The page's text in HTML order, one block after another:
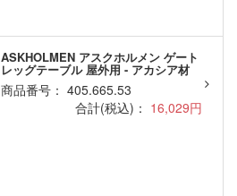
ASKHOLMEN アスクホルメン ゲート
レッグテーブル 屋外用 - アカシア材
商品番号： 405.665.53
合計(税込)： 16,029円